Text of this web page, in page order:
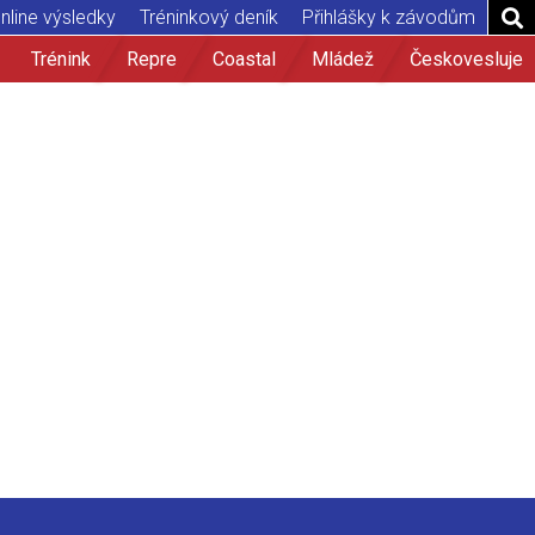
výsledky Tréninkový deník
Přihlášky k závodům
Trénink
Repre Coastal Mládež Českovesluje